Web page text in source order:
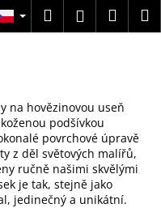
HledatPřihlášení
na hovězinovou useň
podšívkou
povrchové úpravě
z děl světových malířů,
ručně našimi skvělými
je tak, stejně jako
jedinečný a unikátní.